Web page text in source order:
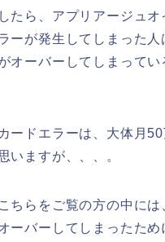
たら、アプリアージュオ
ーが発生してしまった人
オーバーしてしまってい
ードエラーは、大体月
いますが、、、。
ちらをご覧の方の中には
ーバーしてしまったため